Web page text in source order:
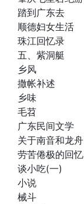
踏到广东去
顺德妇女生活
珠江回忆录
五、紫洞艇
乡风
撒帐补述
乡味
毛苕
广东民间文学
关于南音和龙舟
劳苦倦极的回忆
谈小吃(一)
小说
械斗